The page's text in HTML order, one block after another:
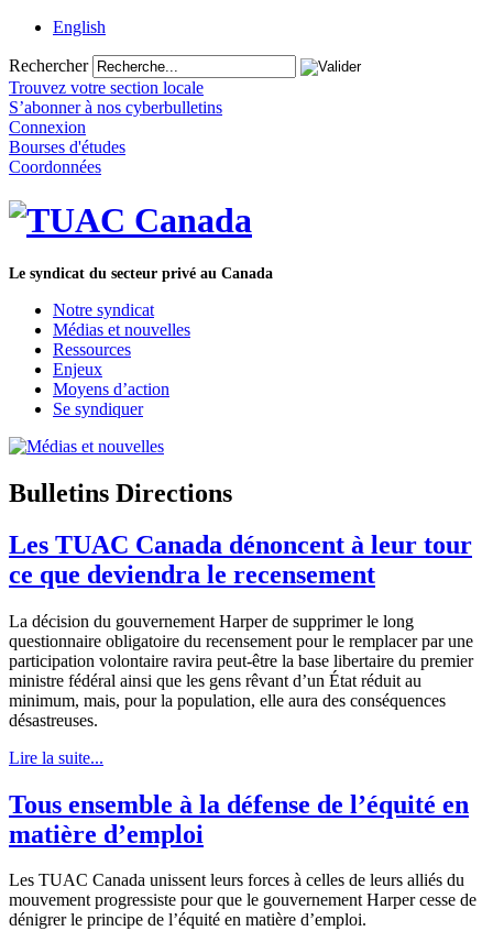
English
Rechercher
Trouvez votre section locale
S’abonner à nos cyberbulletins
Connexion
Bourses d'études
Coordonnées
Le syndicat du secteur privé au Canada
Notre syndicat
Médias et nouvelles
Ressources
Enjeux
Moyens d’action
Se syndiquer
Bulletins Directions
Les TUAC Canada dénoncent à leur tour
ce que deviendra le recensement
La décision du gouvernement Harper de supprimer le long
questionnaire obligatoire du recensement pour le remplacer par une
participation volontaire ravira peut-être la base libertaire du premier
ministre fédéral ainsi que les gens rêvant d’un État réduit au
minimum, mais, pour la population, elle aura des conséquences
désastreuses.
Lire la suite...
Tous ensemble à la défense de l’équité en
matière d’emploi
Les TUAC Canada unissent leurs forces à celles de leurs alliés du
mouvement progressiste pour que le gouvernement Harper cesse de
dénigrer le principe de l’équité en matière d’emploi.